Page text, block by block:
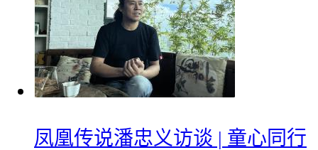
凤凰传说潘忠义访谈 | 童心同行